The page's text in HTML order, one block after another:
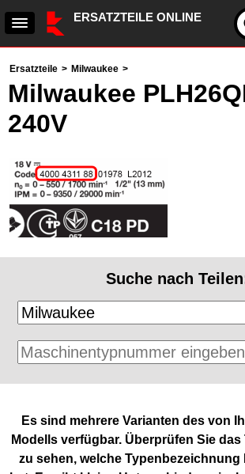
ERSATZTEILE ONLINE
Ersatzteile > Milwaukee >
Milwaukee
240V
Suche nach
Es sind mehrere Varianten des von
Modells verfügbar. Überprüfen Sie
zu sehen, welche Typenbezeichnung